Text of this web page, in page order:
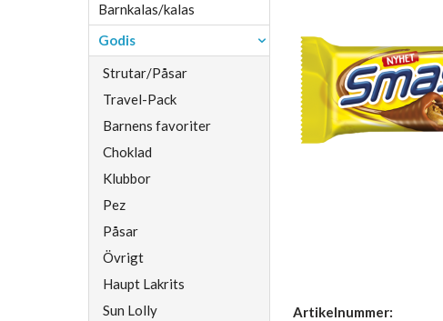
Barnkalas/kalas
Godis
Strutar/Påsar
Travel-Pack
Barnens favoriter
Choklad
Klubbor
Pez
Påsar
Övrigt
Haupt Lakrits
Sun Lolly
Artikelnummer: